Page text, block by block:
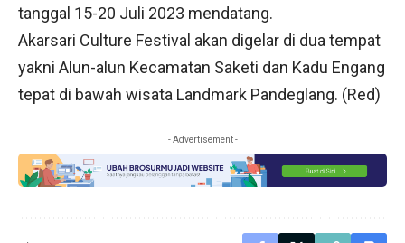
tanggal 15-20 Juli 2023 mendatang.
Akarsari Culture Festival akan digelar di dua tempat
yakni Alun-alun Kecamatan Saketi dan Kadu Engang
tepat di bawah wisata Landmark Pandeglang. (Red)
- Advertisement -